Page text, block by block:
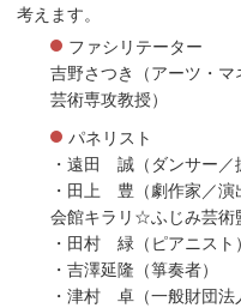
考えます。
ファシリテーター
吉野さつき（アーツ・
芸術専攻教授）
パネリスト
・遠田 誠（ダンサー／
・田上 豊（劇作家／演
会館キラリ☆ふじみ芸術
・田村 緑（ピアニスト）
・吉澤延隆（箏奏者）
・津村 卓（一般財団法